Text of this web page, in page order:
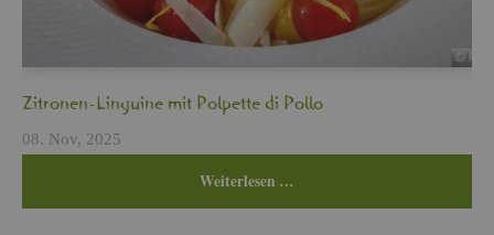
Zi­tro­nen-Lin­gui­ne mit Pol­pet­te di Pollo
08. Nov, 2025
Wei­ter­le­sen …